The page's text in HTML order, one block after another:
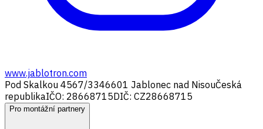
www.jablotron.com
Pod Skalkou 4567/3346601 Jablonec nad NisouČeská
republikaIČO: 28668715DIČ: CZ28668715
Pro montážní partnery